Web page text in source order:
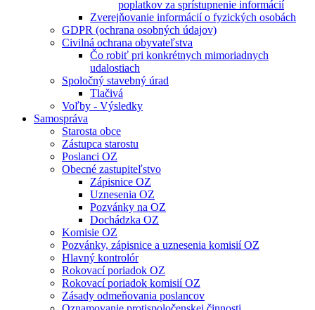
poplatkov za sprístupnenie informácií
Zverejňovanie informácií o fyzických osobách
GDPR (ochrana osobných údajov)
Civilná ochrana obyvateľstva
Čo robiť pri konkrétnych mimoriadnych
udalostiach
Spoločný stavebný úrad
Tlačivá
Voľby - Výsledky
Samospráva
Starosta obce
Zástupca starostu
Poslanci OZ
Obecné zastupiteľstvo
Zápisnice OZ
Uznesenia OZ
Pozvánky na OZ
Dochádzka OZ
Komisie OZ
Pozvánky, zápisnice a uznesenia komisií OZ
Hlavný kontrolór
Rokovací poriadok OZ
Rokovací poriadok komisií OZ
Zásady odmeňovania poslancov